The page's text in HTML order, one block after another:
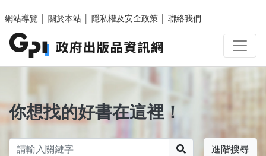
網站導覽
關於本站 隱私權及安全政策 聯絡我們
你想找的好書在這裡！
進階搜尋